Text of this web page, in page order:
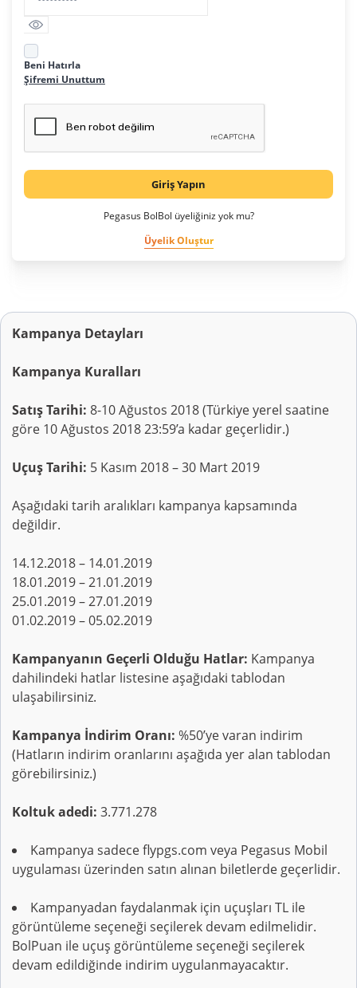
Beni Hatırla
Şifremi Unuttum
Giriş Yapın
Pegasus BolBol üyeliğiniz yok mu?
Üyelik Oluştur
Kampanya Detayları
Kampanya Kuralları
Satış Tarihi: 8-10 Ağustos 2018 (Türkiye yerel saatine
göre 10 Ağustos 2018 23:59’a kadar geçerlidir.)
Uçuş Tarihi: 5 Kasım 2018 – 30 Mart 2019
Aşağıdaki tarih aralıkları kampanya kapsamında
değildir.
14.12.2018 – 14.01.2019
18.01.2019 – 21.01.2019
25.01.2019 – 27.01.2019
01.02.2019 – 05.02.2019
Kampanyanın Geçerli Olduğu Hatlar: Kampanya
dahilindeki hatlar listesine aşağıdaki tablodan
ulaşabilirsiniz.
Kampanya İndirim Oranı: %50’ye varan indirim
(Hatların indirim oranlarını aşağıda yer alan tablodan
görebilirsiniz.)
Koltuk adedi: 3.771.278
Kampanya sadece flypgs.com veya Pegasus Mobil
uygulaması üzerinden satın alınan biletlerde geçerlidir.
Kampanyadan faydalanmak için uçuşları TL ile
görüntüleme seçeneği seçilerek devam edilmelidir.
BolPuan ile uçuş görüntüleme seçeneği seçilerek
devam edildiğinde indirim uygulanmayacaktır.